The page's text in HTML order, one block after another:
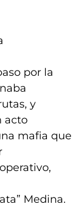
por la
y
acto
mafia que
Medina.